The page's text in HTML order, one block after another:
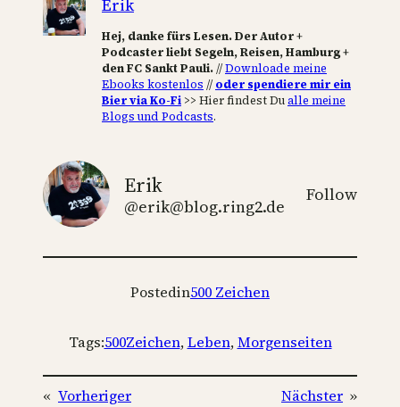
Erik
Hej, danke fürs Lesen. Der Autor +
Podcaster liebt Segeln, Reisen, Hamburg +
den FC Sankt Pauli.//Downloade meine
Ebooks kostenlos //oder spendiere mir ein
Bier via Ko-Fi >> Hier findest Dualle meine
Blogs und Podcasts.
Erik
@erik@blog.ring2.de
Follow
Postedin500 Zeichen
Tags:500Zeichen, Leben, Morgenseiten
« Vorheriger Nächster »